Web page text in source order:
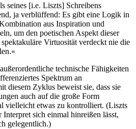
seines [i.e. Liszts] Schreibens
ja verblüffend: Es gibt eine Logik in
aus Inspiration und
um den poetischen Aspekt dieser
Virtuosität verdeckt nie die
technische Fähigkeiten
Spektrum an
diesem Zyklus beweist sie, dass sie
auch auf die große Form
vielleicht etwas zu kontrolliert. (Liszts
sich einmal hinreißen lässt,
gelegentlich.)